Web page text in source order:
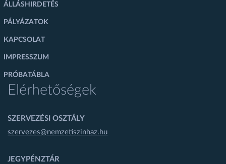
ÁLLÁSHIRDETÉS
PÁLYÁZATOK
KAPCSOLAT
IMPRESSZUM
PRÓBATÁBLA
Elérhetőségek
SZERVEZÉSI OSZTÁLY
szervezes@nemzetiszinhaz.hu
JEGYPÉNZTÁR